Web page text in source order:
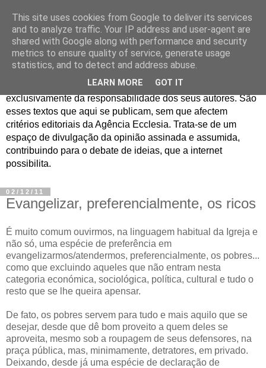
Jornal de Opinião
São muitos os textos enviados para a Agência Ecclesia com
pedido de publicação. De diferentes personalidades e
contextos sociais e eclesiais, o seu conteúdo é
exclusivamente da responsabilidade dos seus autores. São
esses textos que aqui se publicam, sem que afectem
critérios editoriais da Agência Ecclesia. Trata-se de um
espaço de divulgação da opinião assinada e assumida,
contribuindo para o debate de ideias, que a internet
possibilita.
02/12/11
Evangelizar, preferencialmente, os ricos
É muito comum ouvirmos, na linguagem habitual da Igreja e
não só, uma espécie de preferência em
evangelizarmos/atendermos, preferencialmente, os pobres...
como que excluindo aqueles que não entram nesta
categoria económica, sociológica, política, cultural e tudo o
resto que se lhe queira apensar.
De fato, os pobres servem para tudo e mais aquilo que se
desejar, desde que dê bom proveito a quem deles se
aproveita, mesmo sob a roupagem de seus defensores, na
praça pública, mas, minimamente, detratores, em privado.
Deixando, desde já uma espécie de declaração de
This site uses cookies from Google to deliver its services
and to analyze traffic. Your IP address and user-agent are
shared with Google along with performance and security
metrics to ensure quality of service, generate usage
statistics, and to detect and address abuse.
LEARN MORE GOT IT